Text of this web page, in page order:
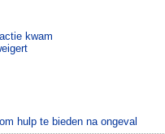
kwam
hulp te bieden na ongeval